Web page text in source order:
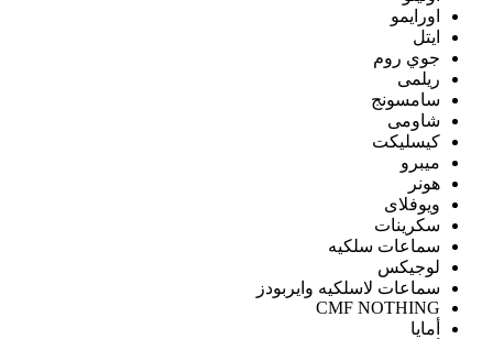
اورايمو
ايتل
جوي روم
ريلمى
سامسونج
شاومى
كيسليكت
ميبرو
هونر
ويوفلاى
سكرينات
سماعات سلكيه
لوجيكس
سماعات لاسلكيه وايربودز
CMF NOTHING
أمايا